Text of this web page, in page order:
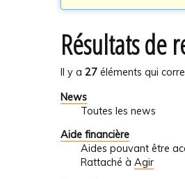
Résultats de
Il y a 27 éléments qui
News
Toutes les news
Aide financière
Aides pouvant être
Rattaché à Agir